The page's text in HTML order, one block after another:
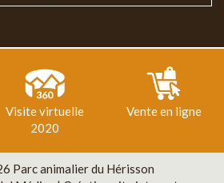
Visite virtuelle
2020
Vente en ligne
Parc animalier du Hérisson